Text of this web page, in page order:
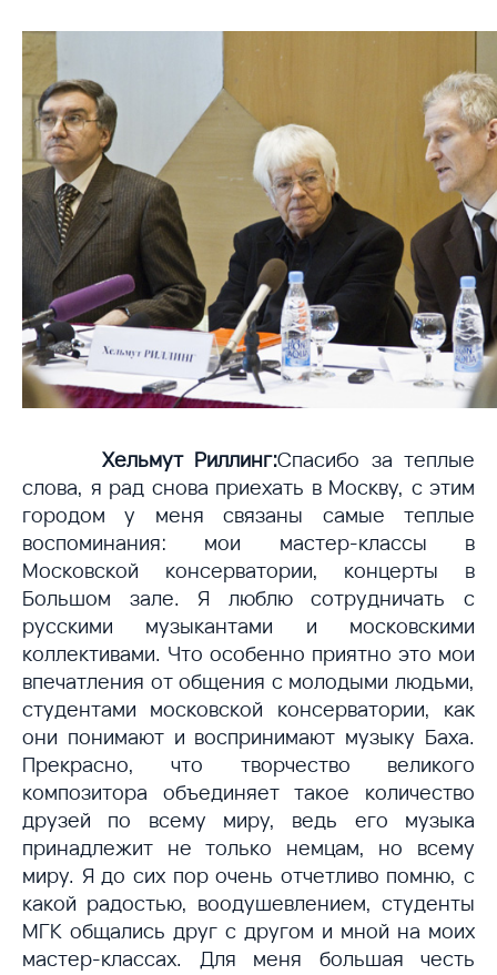
Хельмут Риллинг:Спасибо за теплые
слова, я рад снова приехать в Москву, с этим
городом у меня связаны самые теплые
воспоминания: мои мастер-классы в
Московской консерватории, концерты в
Большом зале. Я люблю сотрудничать с
русскими музыкантами и московскими
коллективами. Что особенно приятно это мои
впечатления от общения с молодыми людьми,
студентами московской консерватории, как
они понимают и воспринимают музыку Баха.
Прекрасно, что творчество великого
композитора объединяет такое количество
друзей по всему миру, ведь его музыка
принадлежит не только немцам, но всему
миру. Я до сих пор очень отчетливо помню, с
какой радостью, воодушевлением, студенты
МГК общались друг с другом и мной на моих
мастер-классах. Для меня большая честь